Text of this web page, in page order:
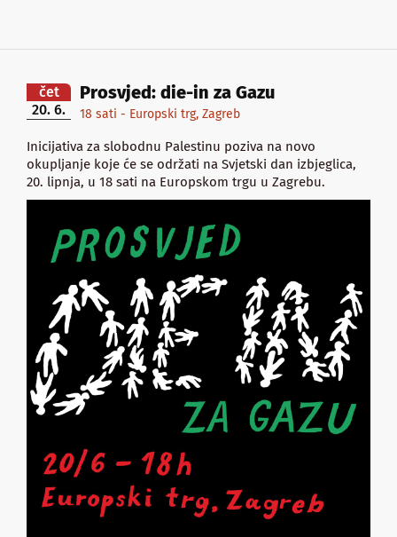
čet
20. 6.
Prosvjed: die-in za Gazu
18 sati - Europski trg, Zagreb
Inicijativa za slobodnu Palestinu poziva na novo
okupljanje koje će se održati na Svjetski dan izbjeglica,
20. lipnja, u 18 sati na Europskom trgu u Zagrebu.